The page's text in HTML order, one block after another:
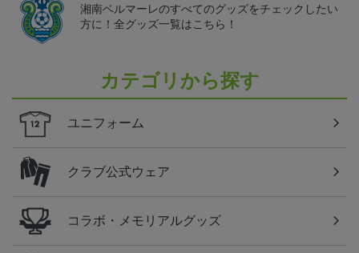
湘南ベルマーレのすべてのグッズをチェックしたい
方に！全グッズ一覧はこちら！
カテゴリから探す
ユニフォーム
クラブ公式ウェア
コラボ・メモリアルグッズ